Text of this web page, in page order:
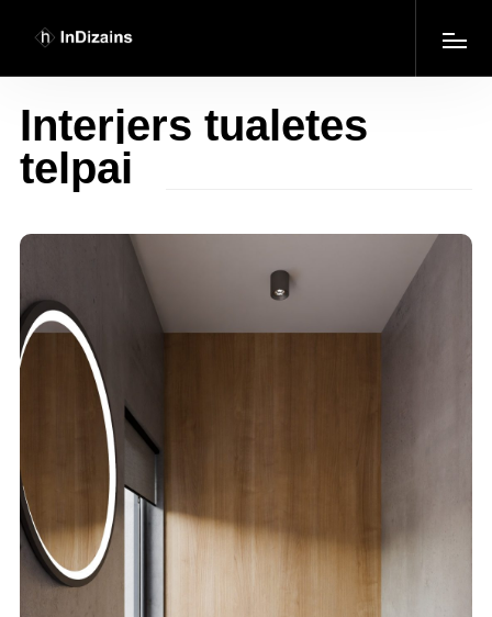
Interjers tualetes
telpai